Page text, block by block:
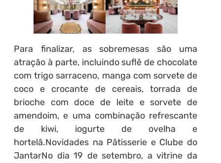
Para finalizar, as sobremesas são uma
atração à parte, incluindo suflê de chocolate
com trigo sarraceno, manga com sorvete de
coco e crocante de cereais, torrada de
brioche com doce de leite e sorvete de
amendoim, e uma combinação refrescante
de kiwi, iogurte de ovelha e
hortelã.Novidades na Pâtisserie e Clube do
JantarNo dia 19 de setembro, a vitrine da